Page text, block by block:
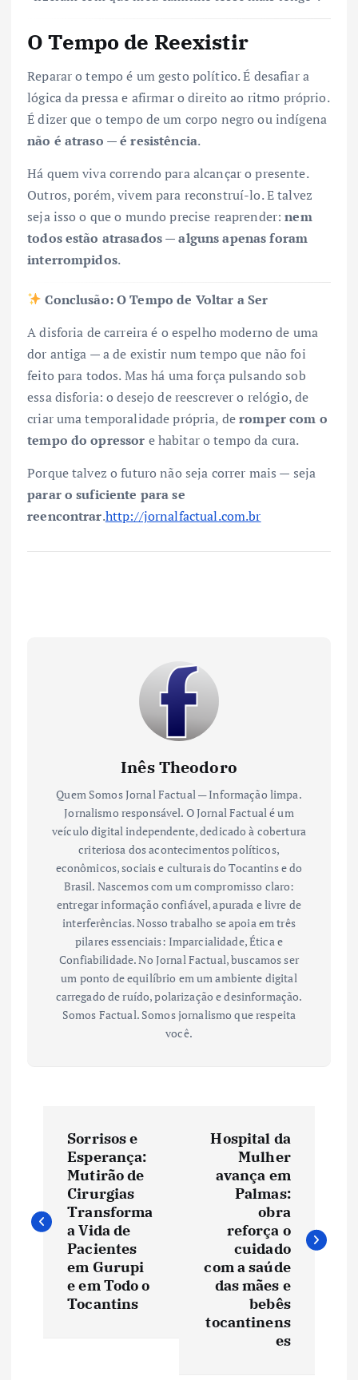
O Tempo de Reexistir
Reparar o tempo é um gesto político. É desafiar a
lógica da pressa e afirmar o direito ao ritmo próprio.
É dizer que o tempo de um corpo negro ou indígena
não é atraso — é resistência.
Há quem viva correndo para alcançar o presente.
Outros, porém, vivem para reconstruí-lo. E talvez
seja isso o que o mundo precise reaprender:nem
todos estão atrasados — alguns apenas foram
interrompidos.
Conclusão: O Tempo de Voltar a Ser
A disforia de carreira é o espelho moderno de uma
dor antiga — a de existir num tempo que não foi
feito para todos. Mas há uma força pulsando sob
essa disforia: o desejo de reescrever o relógio, de
criar uma temporalidade própria, deromper com o
tempo do opressor e habitar o tempo da cura.
Porque talvez o futuro não seja correr mais — seja
parar o suficiente para se
reencontrar.http://jornalfactual.com.br
Inês Theodoro
Quem Somos Jornal Factual — Informação limpa.
Jornalismo responsável. O Jornal Factual é um
veículo digital independente, dedicado à cobertura
criteriosa dos acontecimentos políticos,
econômicos, sociais e culturais do Tocantins e do
Brasil. Nascemos com um compromisso claro:
entregar informação confiável, apurada e livre de
interferências. Nosso trabalho se apoia em três
pilares essenciais: Imparcialidade, Ética e
Confiabilidade. No Jornal Factual, buscamos ser
um ponto de equilíbrio em um ambiente digital
carregado de ruído, polarização e desinformação.
Somos Factual. Somos jornalismo que respeita
você.
v
e
Sorrisos e
Esperança:
Mutirão de
Cirurgias
Transforma
a Vida de
Pacientes
em Gurupi
e em Todo o
Tocantins
Hospital da
Mulher
avança em
Palmas:
obra
reforça o
cuidado
com a saúde
das mães e
bebês
tocantinens
es